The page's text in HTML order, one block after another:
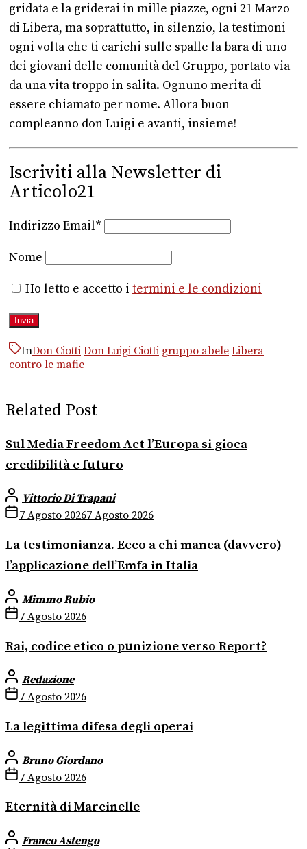
gridata e la griderai in mille piazze, ogni 21 Marzo
di Libera, ma soprattutto, in silenzio, la testimoni
ogni volta che ti carichi sulle spalle la bara di uno
dei giovani delle comunità del Gruppo, portato via
da una vita troppo in salita. Ognuno merita di
essere chiamato per nome. Allora buon
compleanno don Luigi e avanti, insieme!
Iscriviti alla Newsletter di
Articolo21
Indirizzo Email*
Nome
Ho letto e accetto i termini e le condizioni
InDon Ciotti Don Luigi Ciotti gruppo abele Libera
contro le mafie
Related Post
Sul Media Freedom Act l’Europa si gioca
credibilità e futuro
Vittorio Di Trapani
7 Agosto 20267 Agosto 2026
La testimonianza. Ecco a chi manca (davvero)
l’applicazione dell’Emfa in Italia
Mimmo Rubio
7 Agosto 2026
Rai, codice etico o punizione verso Report?
Redazione
7 Agosto 2026
La legittima difesa degli operai
Bruno Giordano
7 Agosto 2026
Eternità di Marcinelle
Franco Astengo